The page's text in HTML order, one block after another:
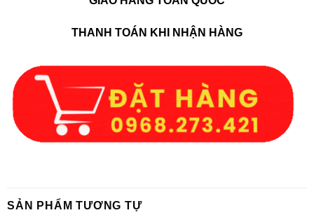
THANH TOÁN KHI NHẬN HÀNG
SẢN PHẨM TƯƠNG TỰ